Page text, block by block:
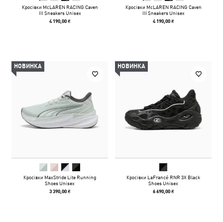
Кросівки McLAREN RACING Caven
III Sneakers Unisex
4 190,00 ₴
Кросівки McLAREN RACING Caven
III Sneakers Unisex
4 190,00 ₴
НОВИНКА
Кросівки MaxStride Lite Running
Shoes Unisex
3 390,00 ₴
НОВИНКА
Кросівки LaFrancé RNR 3X Black
Shoes Unisex
6 690,00 ₴